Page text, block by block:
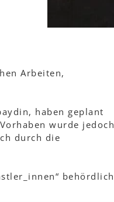
Arbeiten,
haben geplant
wurde jedoch
durch die
behördlich